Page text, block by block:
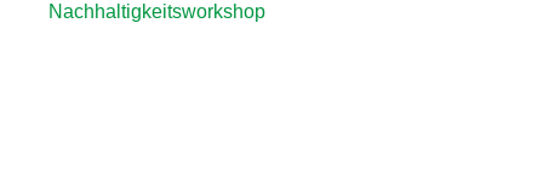
Nachhaltigkeitsworkshop